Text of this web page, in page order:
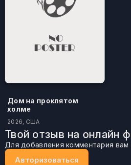
Дом на проклятом
холме
2026, США
Твой отзыв на онлайн
Для добавления комментария
Авторизоваться